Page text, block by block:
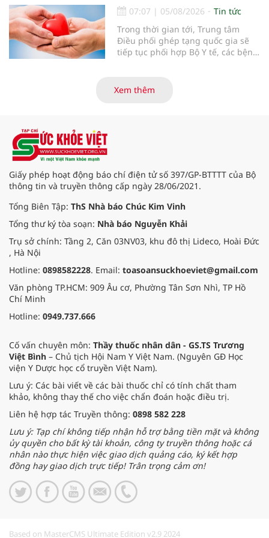
07:07 | 05/08/2026
Tin tức
Trong thời gian tới, Trung tâm
Điều phối ghép tạng quốc gia sẽ
tiếp tục phối hợp Bộ Y tế, các bệnh
cường truyền thông, hoàn thiện
quy trình chuyên môn và hệ thống
Xem thêm
Giấy phép hoạt động báo chí điện tử số 397/GP-BTTTT của Bộ
thông tin và truyền thông cấp ngày 28/06/2021.
Tổng Biên Tập: ThS Nhà báo Chúc Kim Vinh
Tổng thư ký tòa soạn: Nhà báo Nguyễn Khải
Trụ sở chính: Tầng 2, Căn 03NV03, khu đô thị Lideco, Hoài Đức
, Hà Nội
Hotline: 0898582228. Email: toasoansuckhoeviet@gmail.com
Văn phòng TP.HCM: 909 Âu cơ, Phường Tân Sơn Nhì, TP Hồ
Chí Minh
Hotline: 0949.737.666
Cố vấn chuyên môn: Thầy thuốc nhân dân - GS.TS Trương
Việt Bình – Chủ tịch Hội Nam Y Việt Nam. (Nguyên GĐ Học
viện Y Dược học cổ truyền Việt Nam).
Lưu ý: Các bài viết về các bài thuốc chỉ có tính chất tham
khảo, không thay thế cho việc chẩn đoán hoặc điều trị.
Liên hệ hợp tác Truyền thông: 0898 582 228
Lưu ý: Tạp chí không tiếp nhận hỗ trợ bằng tiền mặt và không
ủy quyền cho bất kỳ tài khoản, công ty truyền thông hoặc cá
nhân nào thực hiện việc giao dịch quảng cáo, ký kết hợp
đồng hay giao dịch trực tiếp! Trân trọng cảm ơn!
Based on MasterCMS Ultimate Edition v2.9 2024